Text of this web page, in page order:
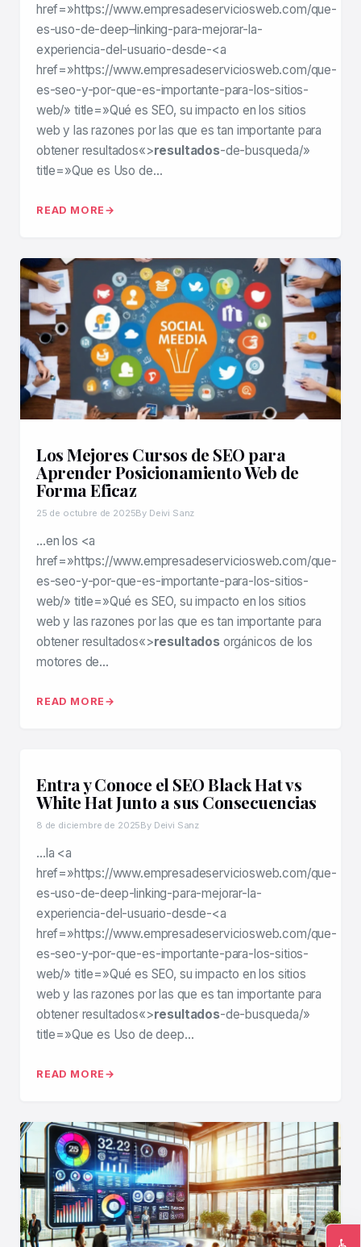
href=»https://www.empresadeserviciosweb.com/que-
es-uso-de-deep–linking-para-mejorar-la-
experiencia-del-usuario-desde-<a
href=»https://www.empresadeserviciosweb.com/que-
es-seo-y-por-que-es-importante-para-los-sitios-
web/» title=»Qué es SEO, su impacto en los sitios
web y las razones por las que es tan importante para
obtener resultados«>resultados-de-busqueda/»
title=»Que es Uso de…
READ MORE
Los Mejores Cursos de SEO para
Aprender Posicionamiento Web de
Forma Eficaz
25 de octubre de 2025By Deivi Sanz
…en los <a
href=»https://www.empresadeserviciosweb.com/que-
es-seo-y-por-que-es-importante-para-los-sitios-
web/» title=»Qué es SEO, su impacto en los sitios
web y las razones por las que es tan importante para
obtener resultados«>resultadosorgánicos de los
motores de…
READ MORE
Entra y Conoce el SEO Black Hat vs
White Hat Junto a sus Consecuencias
8 de diciembre de 2025By Deivi Sanz
…la <a
href=»https://www.empresadeserviciosweb.com/que-
es-uso-de-deep-linking-para-mejorar-la-
experiencia-del-usuario-desde-<a
href=»https://www.empresadeserviciosweb.com/que-
es-seo-y-por-que-es-importante-para-los-sitios-
web/» title=»Qué es SEO, su impacto en los sitios
web y las razones por las que es tan importante para
obtener resultados«>resultados-de-busqueda/»
title=»Que es Uso de deep…
READ MORE